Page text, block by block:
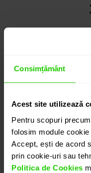
Consimțământ
Acest site utilizează
Pentru scopuri
folosim module
Accept, ești de acord
prin cookie-uri sau
Politica de Cookies
DETALII